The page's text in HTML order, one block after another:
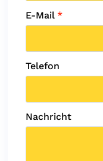
E-Mail *
Telefon
Nachricht